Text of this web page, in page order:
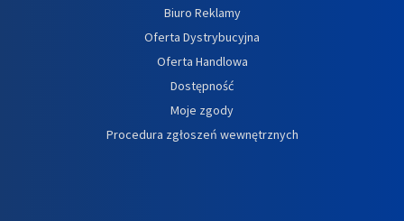
Biuro Reklamy
Oferta Dystrybucyjna
Oferta Handlowa
Dostępność
Moje zgody
Procedura zgłoszeń wewnętrznych